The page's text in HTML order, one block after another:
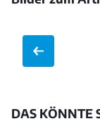
DAS KÖNNTE